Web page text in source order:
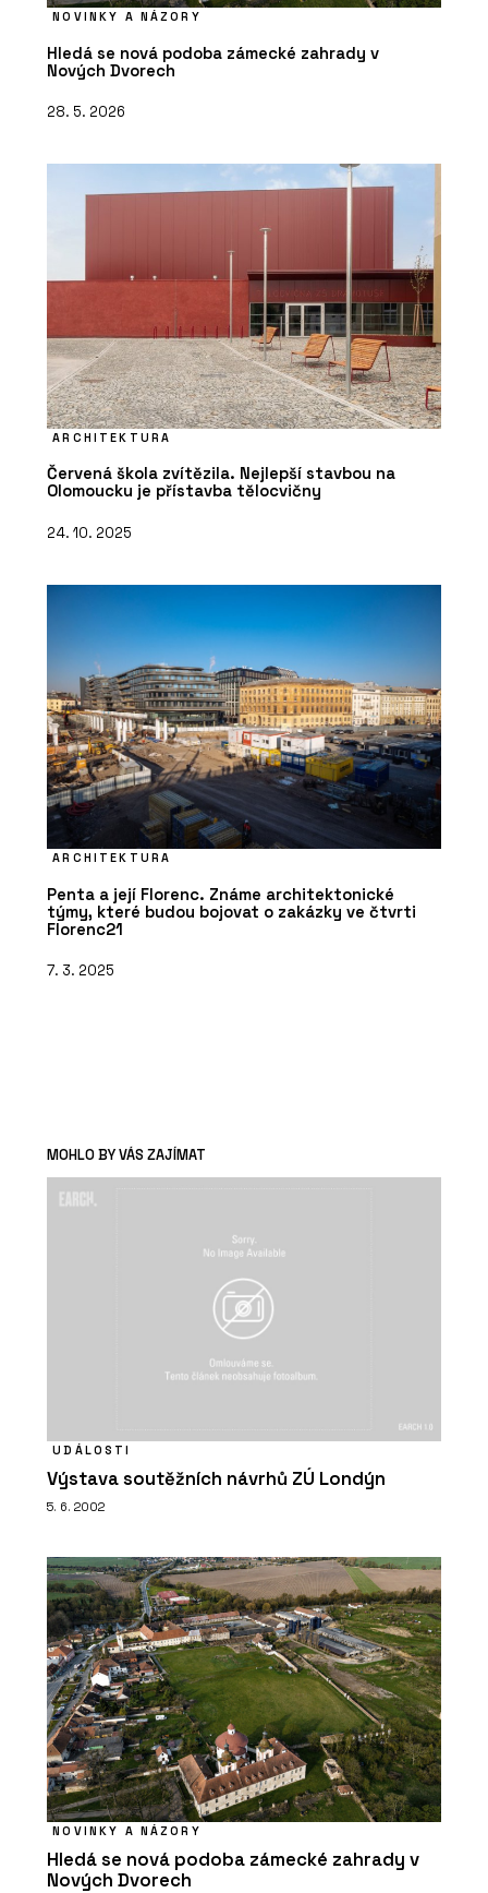
NOVINKY A NÁZORY
Hledá se nová podoba zámecké zahrady v
Nových Dvorech
28. 5. 2026
ARCHITEKTURA
Červená škola zvítězila. Nejlepší stavbou na
Olomoucku je přístavba tělocvičny
24. 10. 2025
ARCHITEKTURA
Penta a její Florenc. Známe architektonické
týmy, které budou bojovat o zakázky ve čtvrti
Florenc21
7. 3. 2025
MOHLO BY VÁS ZAJÍMAT
UDÁLOSTI
Výstava soutěžních návrhů ZÚ Londýn
5. 6. 2002
NOVINKY A NÁZORY
Hledá se nová podoba zámecké zahrady v
Nových Dvorech